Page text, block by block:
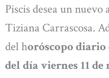
Piscis desea un
Tiziana Carrascosa.
del horóscopo
del día viernes 11